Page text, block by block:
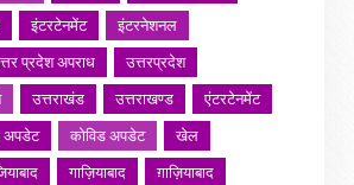
इंटरटेनमेंट
इंटरनेशनल
प्रदेश अपराध
उत्तरप्रदेश
उत्तराखंड उत्तराखण्ड
एंटरटेनमेंट
अपडेट कोविड अपडेट
खेल
गाज़ियाबाद
ग़ाज़ियाबाद